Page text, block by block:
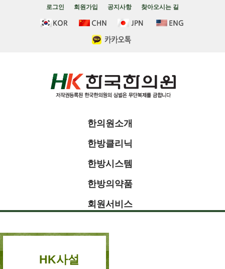
로그인 회원가입 공지사항 찾아오시는 길
한의원소개
한방클리닉
한방시스템
한방의약품
회원서비스
HK사설